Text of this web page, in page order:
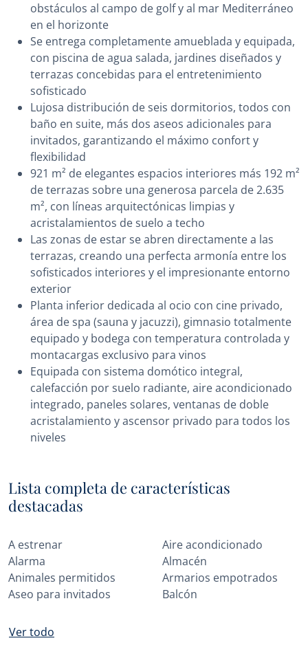
obstáculos al campo de golf y al mar Mediterráneo
en el horizonte
Se entrega completamente amueblada y equipada,
con piscina de agua salada, jardines diseñados y
terrazas concebidas para el entretenimiento
sofisticado
Lujosa distribución de seis dormitorios, todos con
baño en suite, más dos aseos adicionales para
invitados, garantizando el máximo confort y
flexibilidad
921 m² de elegantes espacios interiores más 192 m²
de terrazas sobre una generosa parcela de 2.635
m², con líneas arquitectónicas limpias y
acristalamientos de suelo a techo
Las zonas de estar se abren directamente a las
terrazas, creando una perfecta armonía entre los
sofisticados interiores y el impresionante entorno
exterior
Planta inferior dedicada al ocio con cine privado,
área de spa (sauna y jacuzzi), gimnasio totalmente
equipado y bodega con temperatura controlada y
montacargas exclusivo para vinos
Equipada con sistema domótico integral,
calefacción por suelo radiante, aire acondicionado
integrado, paneles solares, ventanas de doble
acristalamiento y ascensor privado para todos los
niveles
Lista completa de características
destacadas
A estrenar
Aire acondicionado
Alarma
Almacén
Animales permitidos
Armarios empotrados
Aseo para invitados
Balcón
Ver todo